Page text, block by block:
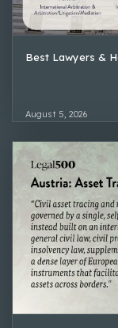
Best Lawyers &
August 5, 2026